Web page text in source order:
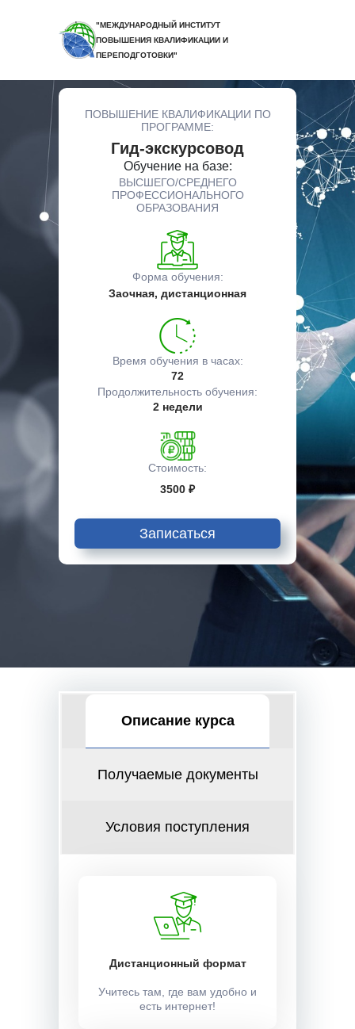
"МЕЖДУНАРОДНЫЙ ИНСТИТУТ
ПОВЫШЕНИЯ КВАЛИФИКАЦИИ И
ПЕРЕПОДГОТОВКИ"
ПОВЫШЕНИЕ КВАЛИФИКАЦИИ ПО
ПРОГРАММЕ:
Гид-экскурсовод
Обучение на базе:
ВЫСШЕГО/СРЕДНЕГО
ПРОФЕССИОНАЛЬНОГО
ОБРАЗОВАНИЯ
Форма обучения:
Заочная, дистанционная
Время обучения в часах:
72
Продолжительность обучения:
2 недели
Стоимость:
3500 ₽
Записаться
Описание курса
Получаемые документы
Условия поступления
Дистанционный формат
Учитесь там, где вам удобно и
есть интернет!